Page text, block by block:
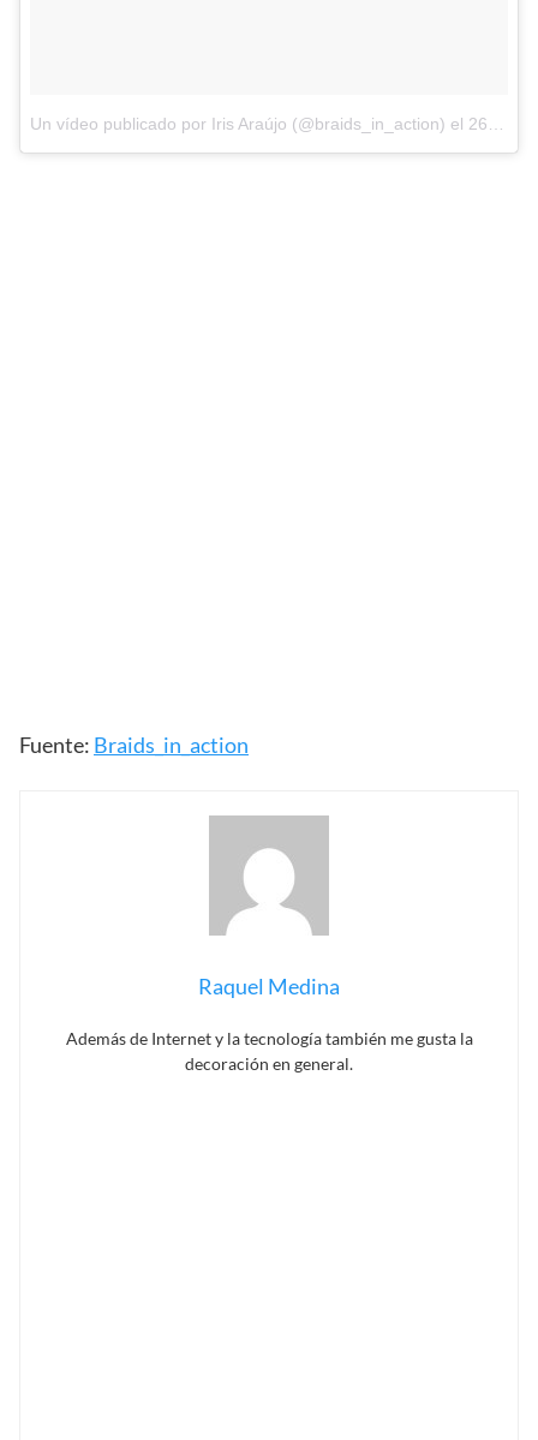
Un vídeo publicado por Iris Araújo (@braids_in_action) el 26 de Sep de 2016 a la(s) 12:47 PDT
Fuente: Braids_in_action
Raquel Medina
Además de Internet y la tecnología también me gusta la
decoración en general.